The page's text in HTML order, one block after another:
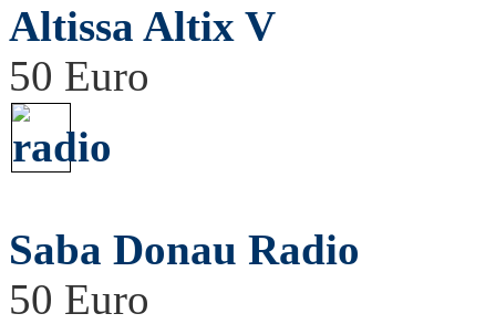
Altissa Altix V
50 Euro
Saba Donau Radio
50 Euro